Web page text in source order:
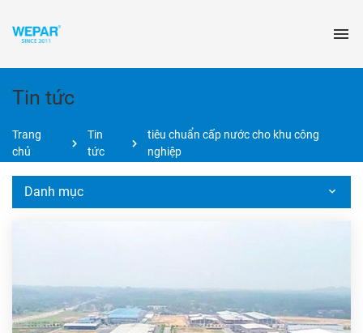
Tin tức
Trang
chủ
Tin
tức
tiêu chuẩn cấp nước cho khu công
nghiệp
Danh mục